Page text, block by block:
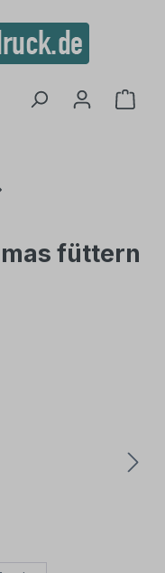
füttern